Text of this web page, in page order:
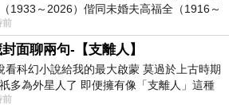
1933～2026）偕同未婚夫高福全（1916～
乘郵輪赴倫敦6月15日於英國倫敦St.S
前
面聊兩句-【支離人】
看科幻小說給我的最大啟蒙 莫過於上古時期
多為外星人了 即便擁有像「支離人」這種
俗的神通法門 也未必讀
前